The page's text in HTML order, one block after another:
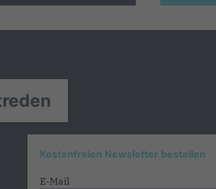
Kostenfreien Newsletter bestellen
E-Mail